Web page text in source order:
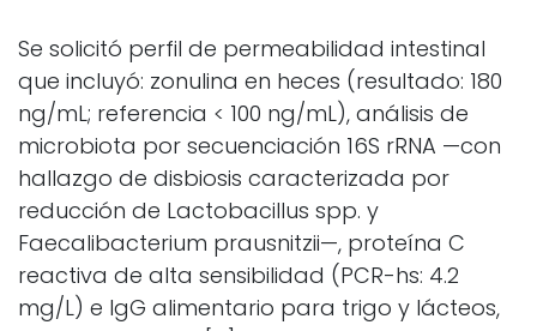
Se solicitó perfil de permeabilidad intestinal
que incluyó: zonulina en heces (resultado: 180
ng/mL; referencia < 100 ng/mL), análisis de
microbiota por secuenciación 16S rRNA —con
hallazgo de disbiosis caracterizada por
reducción de Lactobacillus spp. y
Faecalibacterium prausnitzii—, proteína C
reactiva de alta sensibilidad (PCR-hs: 4.2
mg/L) e IgG alimentario para trigo y lácteos,